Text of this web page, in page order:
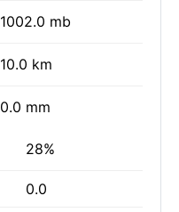
1002.0 mb
10.0 km
0.0 mm
28%
0.0